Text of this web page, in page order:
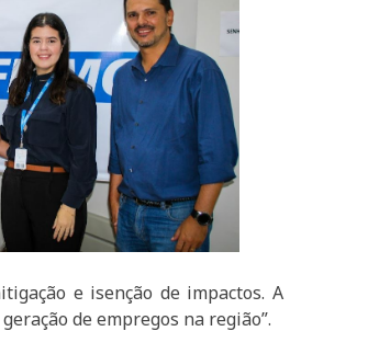
e isenção de impactos. A
de empregos na região”.